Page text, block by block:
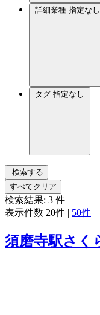
詳細業種 指定なし
タグ 指定なし
検索する
すべてクリア
検索結果: 3 件
表示件数 20件 | 50件
須磨寺駅さく